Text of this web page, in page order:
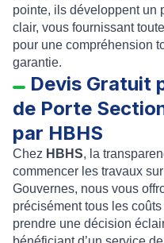
pointe, ils développent un
clair, vous fournissant
pour une compréhension
garantie.
Devis Gratuit
de Porte
par HBHS
Chez HBHS, la
commencer les travaux
Gouvernes, nous vous
précisément tous les
prendre une décision